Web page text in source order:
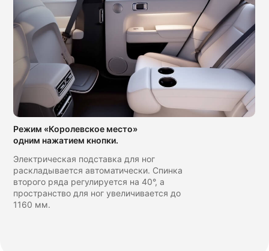
Режим «Королевское место»
одним нажатием кнопки.
Электрическая подставка для ног
раскладывается автоматически. Спинка
второго ряда регулируется на 40°, а
пространство для ног увеличивается до
1160 мм.